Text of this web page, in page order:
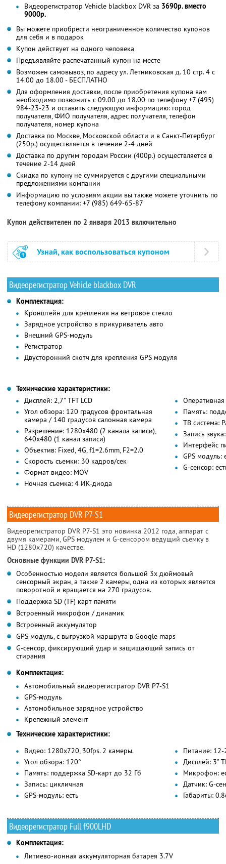
Видеорегистратор Vehicle blackbox DVR за 3690р. вместо
9000р.
Вы можете приобрести неограниченное количество купонов
для себя и в подарок
Купон действует на одного человека
Предъявляйте распечатанный купон на месте
Возможен самовывоз, по адресу ул. Летниковская д. 10 стр. 4 с
14.00 до 18.00 - БЕСПЛАТНО
Для оформления доставки, после приобретения купона вам
необходимо позвонить с 09.00 до 18.00 по телефону +7 (495)
984-23-23 и оставить следующую информацию: город
получателя, ФИО получателя, адрес получателя, телефон
получателя, номер купона
Доставка по Москве, Московской области и в Санкт-Петербург
(250р.) осуществляется в течение 2-4 дней
Доставка по другим городам России (400р.) осуществляется в
течение 2-14 дней
Скидка по купону не суммируется с другими специальными
предложениями компании
Информацию по условиям акции вы также можете уточнить по
телефону компании: +7 (985) 649-65-87
Купон действителен по 2 января 2013 включительно
Узнай, как воспользоваться купоном
Видеорегистратор Vehicle blackbox DVR
Комплектация:
Кронштейн для крепления на ветровое стекло
Зарядное устройство в прикуриватель авто
Внешний GPS-модуль
Регистратор
Двусторонний скотч для крепления GPS модуля
Технические характеристики:
Дисплей: 2,7" TFT LCD
Угол обзора: 120 градусов фронтальная
камера / 140 градусов салонная камера
Разрешение: 1280х480 (2 канала записи),
640х480 (1 канал записи)
Объектив: Fixed, 4G, f1=2.6mm, F2=2.0
Скорость съемки: 30 кадров/сек
Формат видео: MOV
Ночная съемка: 4 ИК-диода
Память:
ТВ система:
Запись
Интерфейс
GPS модуль:
G-сенсор:
Видеорегистратор DVR P7-S1
Видеорегистратор DVR P7-S1 это новинка 2012 года, аппарат с
двумя камерами, GPS модулем и G-сенсором ведущий съемку в
HD (1280х720) качестве.
Основные функции DVR P7-S1:
Особенностью модели является большой 3х дюймовый
сенсорный экран, а также 2 камеры, одна из которых является
поворотной и вращается на 270 градусов.
Поддержка SD (TF) карт памяти
Встроенный микрофон / динамик
Встроенный аккумулятор
GPS модуль, с выгрузкой маршрута в Google maps
G-сенсор, фиксирующий удар и защищающий запись от
стирания
Комплектация:
Автомобильный видеорегистратор DVR P7-S1
GPS-модуль
Автомобильное зарядное устройство
Крепежный элемент
Технические характеристики:
Видео: 1280х720, 30fps. 2 камеры.
Угол обзора: 120°
Память: поддержка SD-карт до 32 Гб
Запись: цикличная
GPS-модуль: есть
Питание: 12-
Дисплей: 3"
Микрофон:
Датчик: G-
Габариты:
Видеорегистратор Full f900LHD
Комплектация:
Литиево-ионная аккумуляторная батарея 3.7V